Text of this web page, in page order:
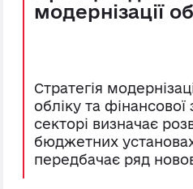
модернізації
Стратегія
обліку та
секторі визначає
бюджетних
передбачає ряд